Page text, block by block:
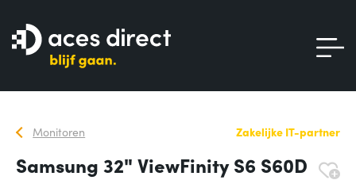
Monitoren Zakelijke IT-partner
Samsung 32" ViewFinity S6 S60D